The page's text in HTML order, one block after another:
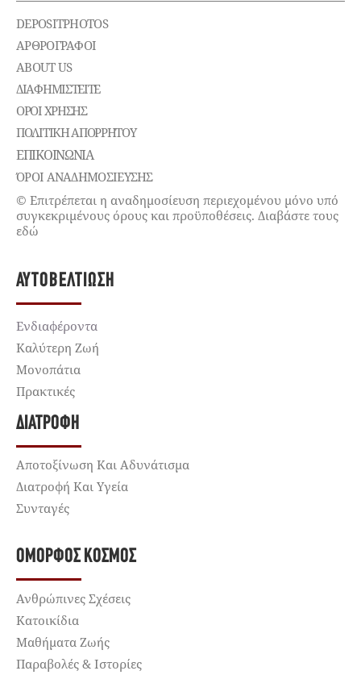
DEPOSITPHOTOS
ΑΡΘΡΟΓΡΑΦΟΙ
ABOUT US
ΔΙΑΦΗΜΙΣΤΕΊΤΕ
ΌΡΟΙ ΧΡΉΣΗΣ
ΠΟΛΙΤΙΚΉ ΑΠΟΡΡΉΤΟΥ
ΕΠΙΚΟΙΝΩΝΊΑ
ΌΡΟΙ ΑΝΑΔΗΜΟΣΙΕΥΣΗΣ
© Επιτρέπεται η αναδημοσίευση περιεχομένου μόνο υπό
συγκεκριμένους όρους και προϋποθέσεις. Διαβάστε τους
εδώ
ΑΥΤΟΒΕΛΤΊΩΣΗ
Ενδιαφέροντα
Καλύτερη Ζωή
Μονοπάτια
Πρακτικές
ΔΙΑΤΡΟΦΉ
Αποτοξίνωση Και Αδυνάτισμα
Διατροφή Και Υγεία
Συνταγές
ΌΜΟΡΦΟΣ ΚΌΣΜΟΣ
Ανθρώπινες Σχέσεις
Κατοικίδια
Μαθήματα Ζωής
Παραβολές & Ιστορίες